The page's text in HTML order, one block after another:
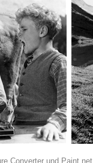
Converter und Paint.net